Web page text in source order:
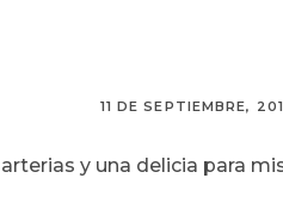
11 DE SEPTIEMBRE,
y una delicia para